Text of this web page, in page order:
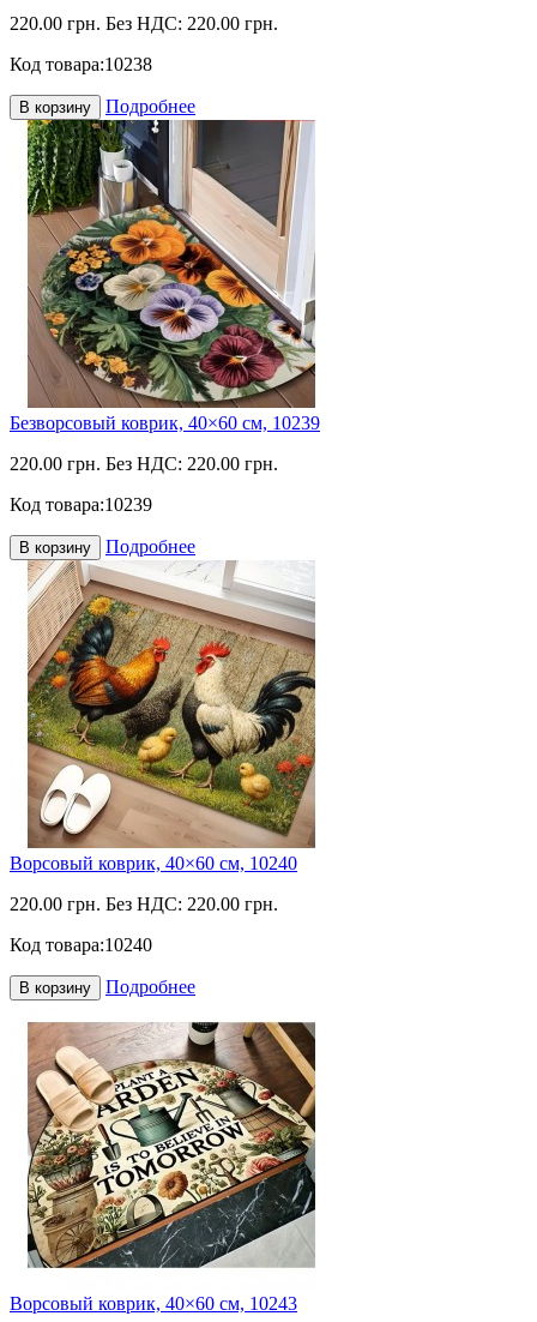
220.00 грн. Без НДС: 220.00 грн.
Код товара:10238
В корзину Подробнее
Безворсовый коврик, 40×60 см, 10239
220.00 грн. Без НДС: 220.00 грн.
Код товара:10239
В корзину Подробнее
Ворсовый коврик, 40×60 см, 10240
220.00 грн. Без НДС: 220.00 грн.
Код товара:10240
В корзину Подробнее
Ворсовый коврик, 40×60 см, 10243